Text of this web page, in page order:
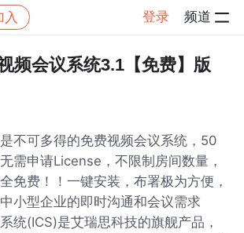
入 登录 频道
帖子详情
频会议系统3.1【免费】版
不可多得的免费视频会议系统，50
需申请License，不限制房间数量，
免费！！一键安装，布署极为方便，
小型企业的即时沟通和会议需求
统(ICS)是艾瑞思科技的旗舰产品，